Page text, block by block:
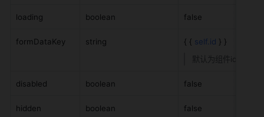
loading boolean false
formDataKey string { { self.id } }
默认为组件id
disabled boolean false
hidden boolean false